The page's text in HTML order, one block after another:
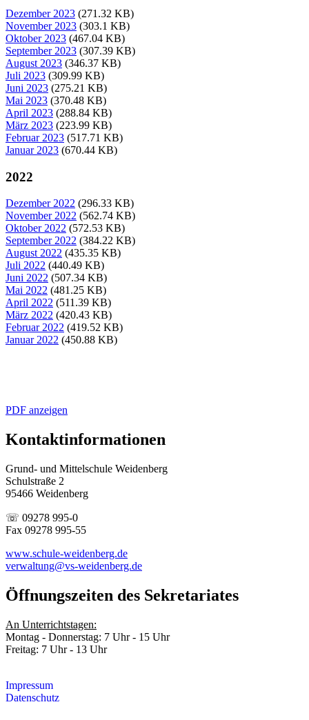
Dezember 2023 (271.32 KB)
November 2023 (303.1 KB)
Oktober 2023 (467.04 KB)
September 2023 (307.39 KB)
August 2023 (346.37 KB)
Juli 2023 (309.99 KB)
Juni 2023 (275.21 KB)
Mai 2023 (370.48 KB)
April 2023 (288.84 KB)
März 2023 (223.99 KB)
Februar 2023 (517.71 KB)
Januar 2023 (670.44 KB)
2022
Dezember 2022 (296.33 KB)
November 2022 (562.74 KB)
Oktober 2022 (572.53 KB)
September 2022 (384.22 KB)
August 2022 (435.35 KB)
Juli 2022 (440.49 KB)
Juni 2022 (507.34 KB)
Mai 2022 (481.25 KB)
April 2022 (511.39 KB)
März 2022 (420.43 KB)
Februar 2022 (419.52 KB)
Januar 2022 (450.88 KB)
PDF anzeigen
Kontaktinformationen
Grund- und Mittelschule Weidenberg
Schulstraße 2
95466 Weidenberg
☏ 09278 995-0
Fax 09278 995-55
www.schule-weidenberg.de
verwaltung@vs-weidenberg.de
Öffnungszeiten des Sekretariates
An Unterrichtstagen:
Montag - Donnerstag: 7 Uhr - 15 Uhr
Freitag: 7 Uhr - 13 Uhr
Impressum
Datenschutz